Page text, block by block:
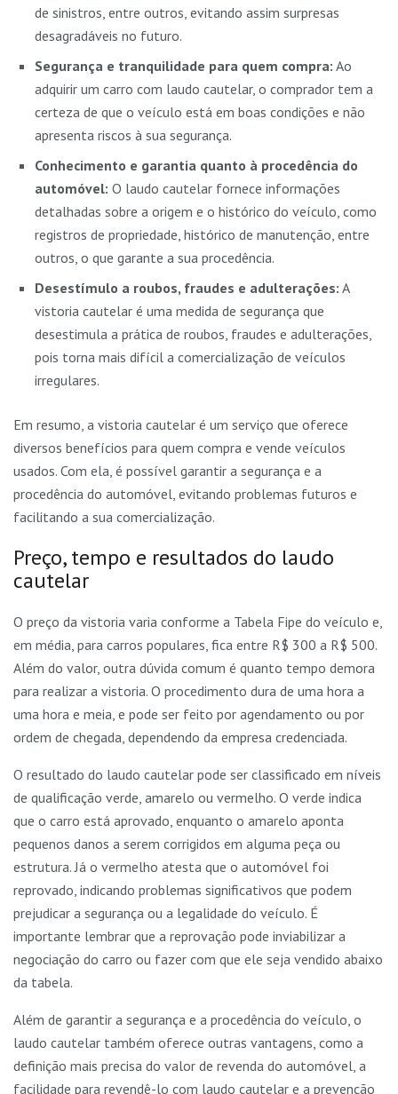
de sinistros, entre outros, evitando assim surpresas
desagradáveis no futuro.
Segurança e tranquilidade para quem compra: Ao
adquirir um carro com laudo cautelar, o comprador tem a
certeza de que o veículo está em boas condições e não
apresenta riscos à sua segurança.
Conhecimento e garantia quanto à procedência do
automóvel: O laudo cautelar fornece informações
detalhadas sobre a origem e o histórico do veículo, como
registros de propriedade, histórico de manutenção, entre
outros, o que garante a sua procedência.
Desestímulo a roubos, fraudes e adulterações: A
vistoria cautelar é uma medida de segurança que
desestimula a prática de roubos, fraudes e adulterações,
pois torna mais difícil a comercialização de veículos
irregulares.
Em resumo, a vistoria cautelar é um serviço que oferece
diversos benefícios para quem compra e vende veículos
usados. Com ela, é possível garantir a segurança e a
procedência do automóvel, evitando problemas futuros e
facilitando a sua comercialização.
Preço, tempo e resultados do laudo
cautelar
O preço da vistoria varia conforme a Tabela Fipe do veículo e,
em média, para carros populares, fica entre R$ 300 a R$ 500.
Além do valor, outra dúvida comum é quanto tempo demora
para realizar a vistoria. O procedimento dura de uma hora a
uma hora e meia, e pode ser feito por agendamento ou por
ordem de chegada, dependendo da empresa credenciada.
O resultado do laudo cautelar pode ser classificado em níveis
de qualificação verde, amarelo ou vermelho. O verde indica
que o carro está aprovado, enquanto o amarelo aponta
pequenos danos a serem corrigidos em alguma peça ou
estrutura. Já o vermelho atesta que o automóvel foi
reprovado, indicando problemas significativos que podem
prejudicar a segurança ou a legalidade do veículo. É
importante lembrar que a reprovação pode inviabilizar a
negociação do carro ou fazer com que ele seja vendido abaixo
da tabela.
Além de garantir a segurança e a procedência do veículo, o
laudo cautelar também oferece outras vantagens, como a
definição mais precisa do valor de revenda do automóvel, a
facilidade para revendê-lo com laudo cautelar e a prevenção